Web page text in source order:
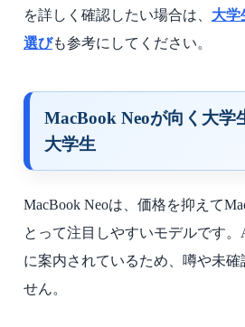
を詳しく確認したい場合は、 大学
選びも参考にしてください。
MacBook Neoが向く大学
大学生
MacBook Neoは、価格を抑えて
とって注目しやすいモデルです
に案内されているため、噂や未確
せん。